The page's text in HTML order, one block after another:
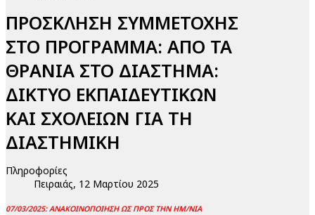
ΠΡΟΣΚΛΗΣΗ ΣΥΜΜΕΤΟΧΗΣ
ΣΤΟ ΠΡΟΓΡΑΜΜΑ: ΑΠΟ ΤΑ
ΘΡΑΝΙΑ ΣΤΟ ΔΙΑΣΤΗΜΑ:
ΔΙΚΤΥΟ ΕΚΠΑΙΔΕΥΤΙΚΩΝ
ΚΑΙ ΣΧΟΛΕΙΩΝ ΓΙΑ ΤΗ
ΔΙΑΣΤΗΜΙΚΗ
Πληροφορίες
Πειραιάς, 12 Μαρτίου 2025
07/03/2025:ΑΝΑΚΟΙΝΟΠΟΙΗΣΗ ΩΣ ΠΡΟΣ ΤΗΝ ΗΜ/ΝΙΑ